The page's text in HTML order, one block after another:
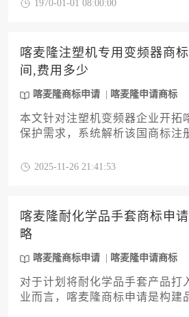
1970-01-01 08:00:00
喀麦隆注塑机专用变频器商
间,费用多少
喀麦隆商标申请 喀麦隆申请商标
本文针对注塑机变频器企业开拓
保护需求，系统解析该国商标注
深度分析影响进度的各类变量因
注册两种途径的对比方案，为企
价值的喀麦隆商标申请策略参考
2025-11-26 21:41:53
喀麦隆耐化学品手套商标申
略
喀麦隆商标申请 喀麦隆申请商标
对于计划将耐化学品手套产品打
业而言，喀麦隆商标申请是构建